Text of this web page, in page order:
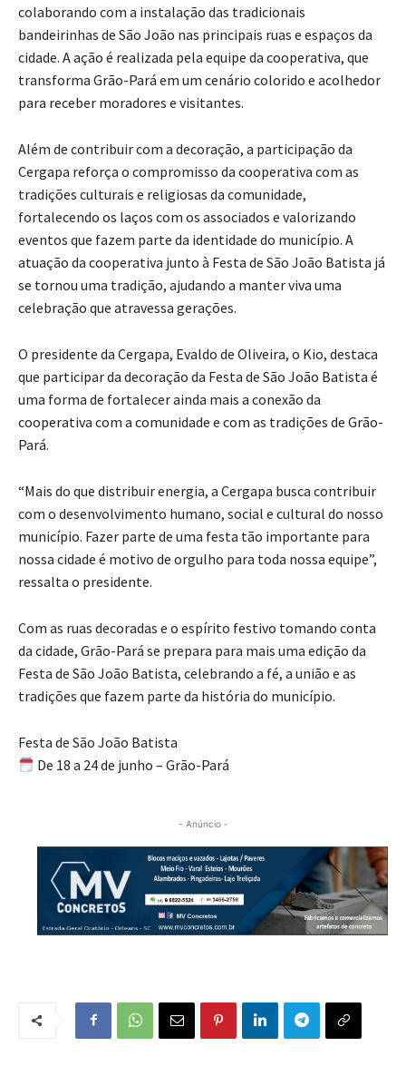
colaborando com a instalação das tradicionais
bandeirinhas de São João nas principais ruas e espaços da
cidade. A ação é realizada pela equipe da cooperativa, que
transforma Grão-Pará em um cenário colorido e acolhedor
para receber moradores e visitantes.
Além de contribuir com a decoração, a participação da
Cergapa reforça o compromisso da cooperativa com as
tradições culturais e religiosas da comunidade,
fortalecendo os laços com os associados e valorizando
eventos que fazem parte da identidade do município. A
atuação da cooperativa junto à Festa de São João Batista já
se tornou uma tradição, ajudando a manter viva uma
celebração que atravessa gerações.
O presidente da Cergapa, Evaldo de Oliveira, o Kio, destaca
que participar da decoração da Festa de São João Batista é
uma forma de fortalecer ainda mais a conexão da
cooperativa com a comunidade e com as tradições de Grão-
Pará.
“Mais do que distribuir energia, a Cergapa busca contribuir
com o desenvolvimento humano, social e cultural do nosso
município. Fazer parte de uma festa tão importante para
nossa cidade é motivo de orgulho para toda nossa equipe”,
ressalta o presidente.
Com as ruas decoradas e o espírito festivo tomando conta
da cidade, Grão-Pará se prepara para mais uma edição da
Festa de São João Batista, celebrando a fé, a união e as
tradições que fazem parte da história do município.
Festa de São João Batista
De 18 a 24 de junho – Grão-Pará
- Anúncio -